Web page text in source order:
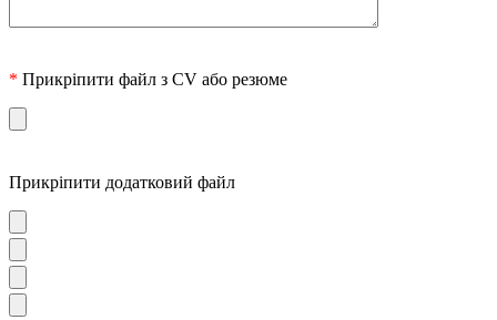
* Прикріпити файл з CV або резюме
Прикріпити додатковий файл